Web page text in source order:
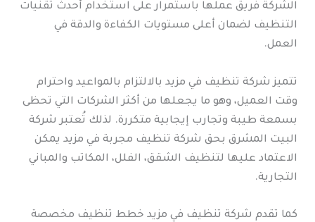
الشركة فريق عملها باستمرار على استخدام أحدث تقنيات
التنظيف لضمان أعلى مستويات الكفاءة والدقة في
العمل.
تتميز شركة تنظيف في مزيد بالالتزام بالمواعيد واحترام
وقت العميل، وهو ما يجعلها من أكثر الشركات التي تحظى
بسمعة طيبة وتجارب إيجابية متكررة. لذلك تُعتبر شركة
البيت المشرق بحق شركة تنظيف مجربة في مزيد يمكن
الاعتماد عليها لتنظيف الشقق، الفلل، المكاتب والمباني
التجارية.
كما تقدم شركة تنظيف في مزيد خطط تنظيف مخصصة